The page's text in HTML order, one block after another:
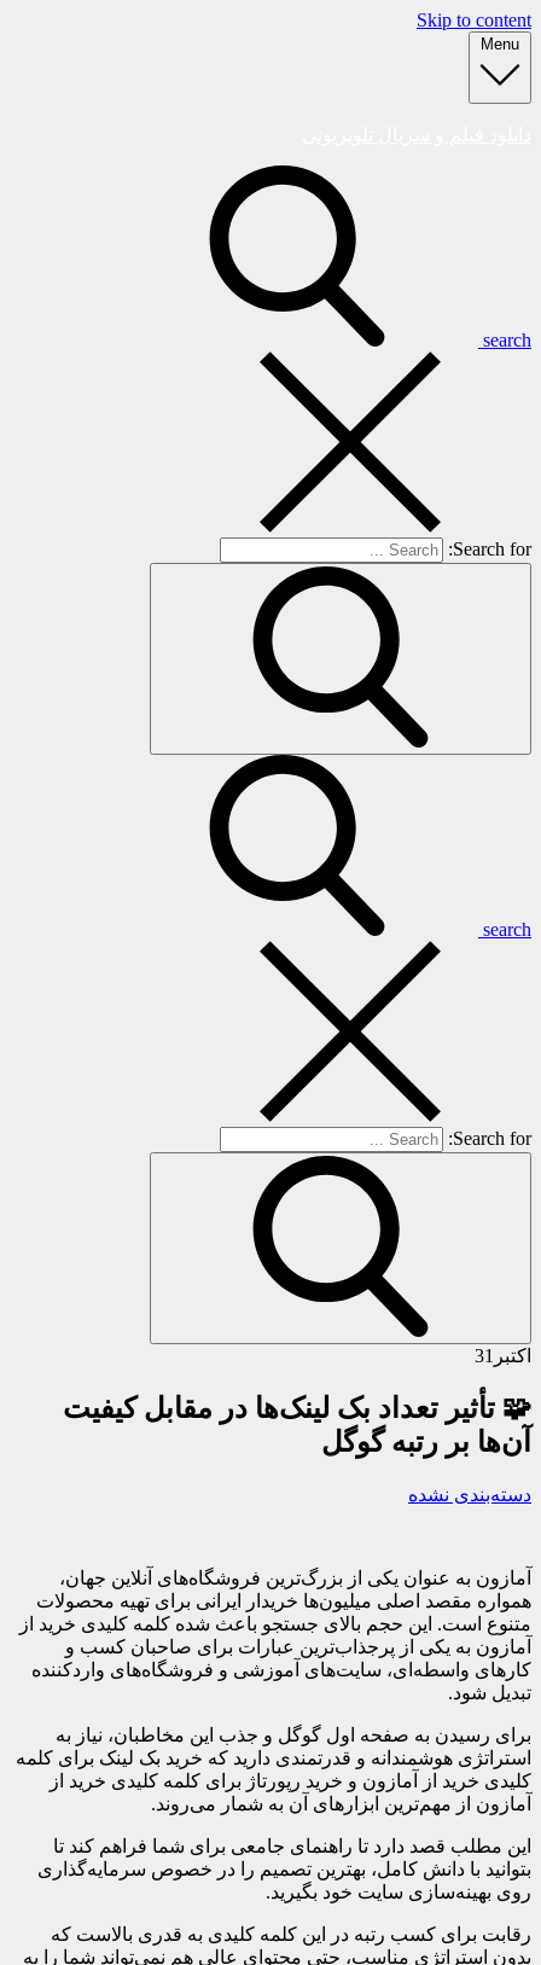
Skip to content
Menu
search
Search for:
search
Search for:
اکتبر 31
🧩 تأثیر تعداد بک لینک‌ها در مقابل کیفیت
آن‌ها بر رتبه گوگل
دسته‌بندی نشده
آمازون به عنوان یکی از بزرگ‌ترین فروشگاه‌های آنلاین جهان،
همواره مقصد اصلی میلیون‌ها خریدار ایرانی برای تهیه محصولات
متنوع است. این حجم بالای جستجو باعث شده کلمه کلیدی خرید از
آمازون به یکی از پرجذاب‌ترین عبارات برای صاحبان کسب و
کارهای واسطه‌ای، سایت‌های آموزشی و فروشگاه‌های واردکننده
تبدیل شود.
برای رسیدن به صفحه اول گوگل و جذب این مخاطبان، نیاز به
استراتژی هوشمندانه و قدرتمندی دارید که خرید بک لینک برای کلمه
کلیدی خرید از آمازون و خرید رپورتاژ برای کلمه کلیدی خرید از
آمازون از مهم‌ترین ابزارهای آن به شمار می‌روند.
این مطلب قصد دارد تا راهنمای جامعی برای شما فراهم کند تا
بتوانید با دانش کامل، بهترین تصمیم را در خصوص سرمایه‌گذاری
روی بهینه‌سازی سایت خود بگیرید.
رقابت برای کسب رتبه در این کلمه کلیدی به قدری بالاست که
بدون استراتژی مناسب، حتی محتوای عالی هم نمی‌تواند شما را به